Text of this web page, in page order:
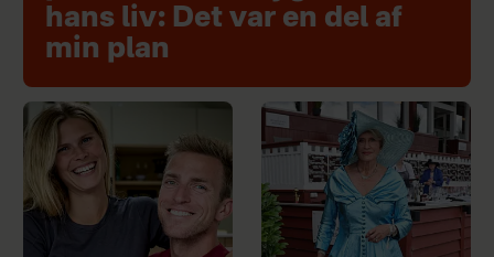
hans liv: Det var en del af
min plan